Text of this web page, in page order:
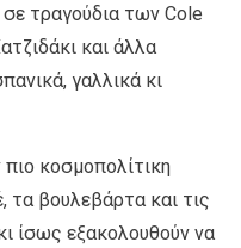
τραγούδια των Cole
και άλλα
γαλλικά κι
κοσμοπολίτικη
τα βουλεβάρτα και τις
ίσως εξακολουθούν να